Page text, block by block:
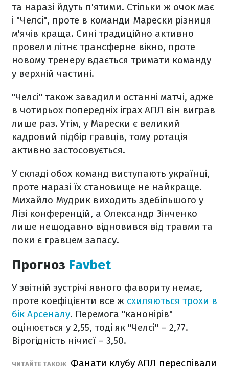
та наразі йдуть п'ятими. Стільки ж очок має
і "Челсі", проте в команди Марески різниця
м'ячів краща. Сині традиційно активно
провели літнє трансферне вікно, проте
новому тренеру вдається тримати команду
у верхній частині.
"Челсі" також завадили останні матчі, адже
в чотирьох попередніх іграх АПЛ він виграв
лише раз. Утім, у Марески є великий
кадровий підбір гравців, тому ротація
активно застосовується.
У складі обох команд виступають українці,
проте наразі їх становище не найкраще.
Михайло Мудрик виходить здебільшого у
Лізі конференцій, а Олександр Зінченко
лише нещодавно відновився від травми та
поки є гравцем запасу.
Прогноз Favbet
У звітній зустрічі явного фавориту немає,
проте коефіцієнти все ж схиляються трохи в
бік Арсеналу. Перемога "канонірів"
оцінюється у 2,55, тоді як "Челсі" – 2,77.
Вірогідність нічиєї – 3,50.
ЧИТАЙТЕ ТАКОЖ Фанати клубу АПЛ переспівали